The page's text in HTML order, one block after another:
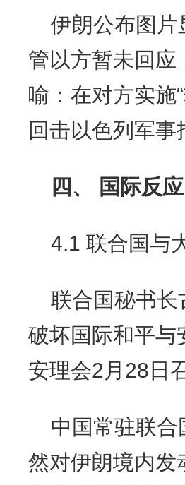
伊朗公布图
管以方暂未回应
喻：在对方实施
回击以色列军事
四、 国际反
4.1 联合国与
联合国秘书
破坏国际和平与
安理会2月28日
中国常驻联合
然对伊朗境内发